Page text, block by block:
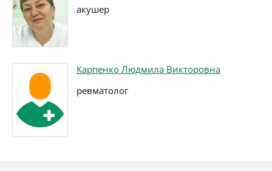
акушер
Карпенко Людмила Викторовна
ревматолог